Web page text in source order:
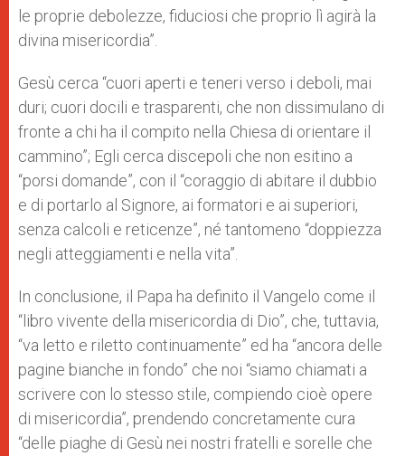
le proprie debolezze, fiduciosi che proprio lì agirà la
divina misericordia”.
Gesù cerca “cuori aperti e teneri verso i deboli, mai
duri; cuori docili e trasparenti, che non dissimulano di
fronte a chi ha il compito nella Chiesa di orientare il
cammino”; Egli cerca discepoli che non esitino a
“porsi domande”, con il “coraggio di abitare il dubbio
e di portarlo al Signore, ai formatori e ai superiori,
senza calcoli e reticenze”, né tantomeno “doppiezza
negli atteggiamenti e nella vita”.
In conclusione, il Papa ha definito il Vangelo come il
“libro vivente della misericordia di Dio”, che, tuttavia,
“va letto e riletto continuamente” ed ha “ancora delle
pagine bianche in fondo” che noi “siamo chiamati a
scrivere con lo stesso stile, compiendo cioè opere
di misericordia”, prendendo concretamente cura
“delle piaghe di Gesù nei nostri fratelli e sorelle che